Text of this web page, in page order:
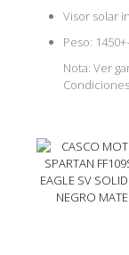
Visor solar
Peso:
Nota: Ver